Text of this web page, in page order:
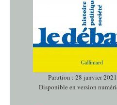
Parution : 28 janvier 2021
Disponible en version